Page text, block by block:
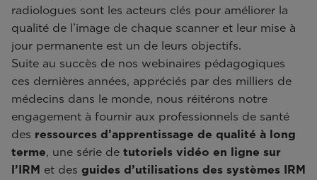
radiologues sont les acteurs clés pour améliorer la
qualité de l’image de chaque scanner et leur mise à
jour permanente est un de leurs objectifs.
Suite au succès de nos webinaires pédagogiques
ces dernières années, appréciés par des milliers de
médecins dans le monde, nous réitérons notre
engagement à fournir aux professionnels de santé
des ressources d’apprentissage de qualité à long
terme, une série de tutoriels vidéo en ligne sur
l’IRM et des guides d’utilisations des systèmes IRM